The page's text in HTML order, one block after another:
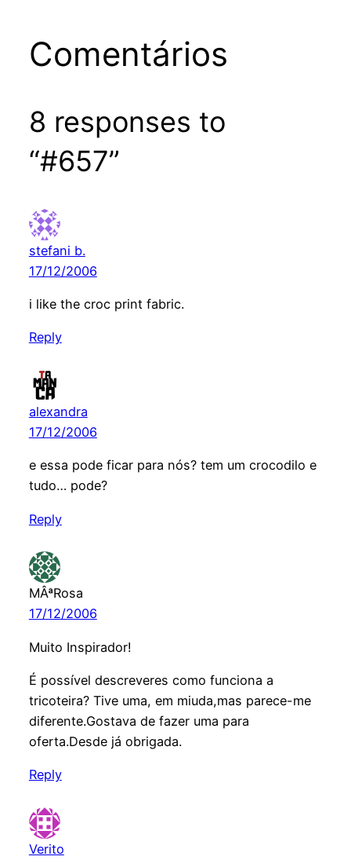
Comentários
8 responses to
“#657”
stefani b.
17/12/2006
i like the croc print fabric.
Reply
alexandra
17/12/2006
e essa pode ficar para nós? tem um crocodilo e
tudo… pode?
Reply
MÂªRosa
17/12/2006
Muito Inspirador!
É possível descreveres como funciona a
tricoteira? Tive uma, em miuda,mas parece-me
diferente.Gostava de fazer uma para
oferta.Desde já obrigada.
Reply
Verito